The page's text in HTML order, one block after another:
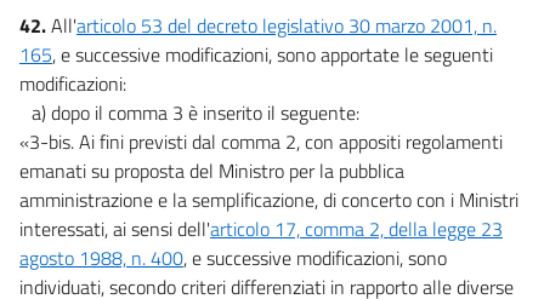
42.All'articolo 53 del decreto legislativo 30 marzo 2001, n.
165, e successive modificazioni, sono apportate le seguenti
modificazioni:
a) dopo il comma 3 è inserito il seguente:
«3-bis. Ai fini previsti dal comma 2, con appositi regolamenti
emanati su proposta del Ministro per la pubblica
amministrazione e la semplificazione, di concerto con i Ministri
interessati, ai sensi dell'articolo 17, comma 2, della legge 23
agosto 1988, n. 400, e successive modificazioni, sono
individuati, secondo criteri differenziati in rapporto alle diverse